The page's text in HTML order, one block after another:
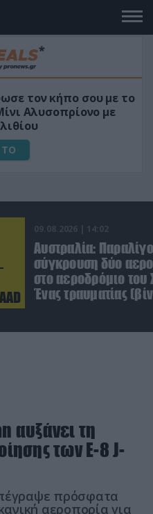
«Μαγική»
για
09.08.2026 | 14:02
Αυστραλία: Παραλίγο
σύγκρουση δύο
στο αεροδρόμιο του
Ένας τραυματίας
αυξάνει τη
των E-8 J-
πρόσφατα
αεροπορία για